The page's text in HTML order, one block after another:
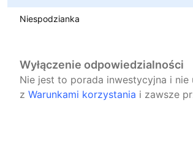
Niespodzianka
Wyłączenie odpowiedzialności
Nie jest to porada inwestycyjna i
z Warunkami korzystania i zawsze